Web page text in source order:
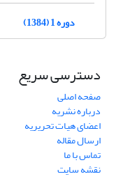
دوره 1 (1384)
دسترسی سریع
صفحه اصلی
درباره نشریه
اعضای هیات تحریریه
ارسال مقاله
تماس با ما
نقشه سایت